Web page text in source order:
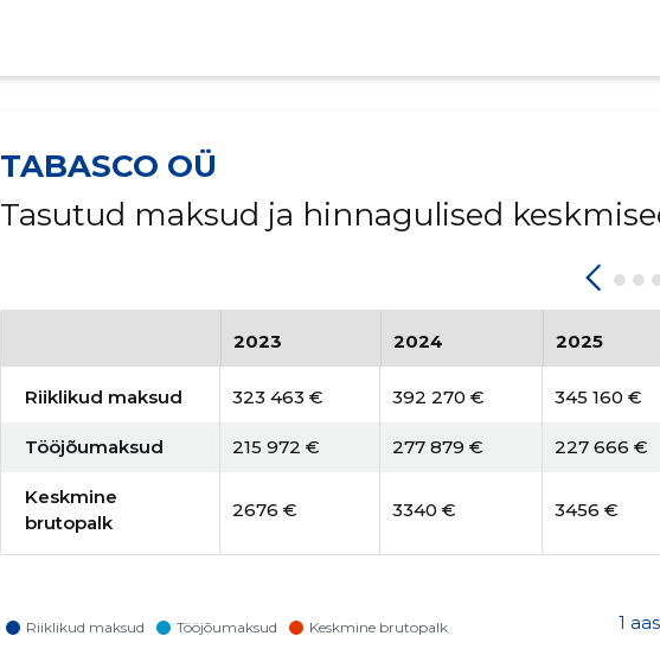
TABASCO OÜ
Tasutud maksud ja hinnagulised
2023 2024 2025
Riiklikud maksud 323 463 € 392 270 € 345 160 €
Tööjõumaksud 215 972 € 277 879 € 227 666 €
Keskmine
brutopalk
2676 € 3340 € 3456 €
1